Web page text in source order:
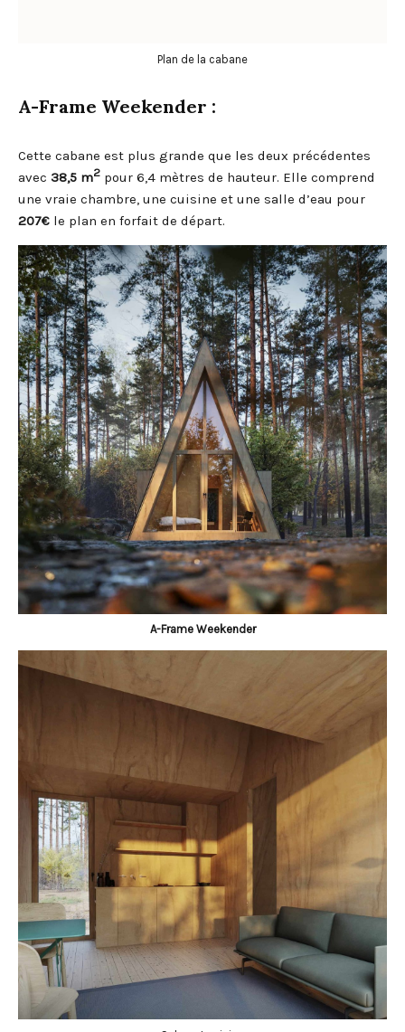
Plan de la cabane
A-Frame Weekender :
Cette cabane est plus grande que les deux précédentes
avec 38,5 m2 pour 6,4 mètres de hauteur. Elle comprend
une vraie chambre, une cuisine et une salle d’eau pour
207€ le plan en forfait de départ.
A-Frame Weekender